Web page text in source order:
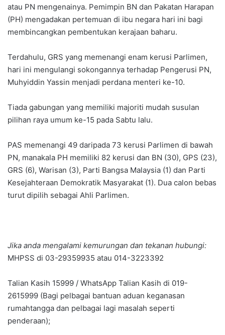
atau PN mengenainya. Pemimpin BN dan Pakatan Harapan
(PH) mengadakan pertemuan di ibu negara hari ini bagi
membincangkan pembentukan kerajaan baharu.
Terdahulu, GRS yang memenangi enam kerusi Parlimen,
hari ini mengulangi sokongannya terhadap Pengerusi PN,
Muhyiddin Yassin menjadi perdana menteri ke-10.
Tiada gabungan yang memiliki majoriti mudah susulan
pilihan raya umum ke-15 pada Sabtu lalu.
PAS memenangi 49 daripada 73 kerusi Parlimen di bawah
PN, manakala PH memiliki 82 kerusi dan BN (30), GPS (23),
GRS (6), Warisan (3), Parti Bangsa Malaysia (1) dan Parti
Kesejahteraan Demokratik Masyarakat (1). Dua calon bebas
turut dipilih sebagai Ahli Parlimen.
Jika anda mengalami kemurungan dan tekanan hubungi:
MHPSS di 03-29359935 atau 014-3223392
Talian Kasih 15999 / WhatsApp Talian Kasih di 019-
2615999 (Bagi pelbagai bantuan aduan keganasan
rumahtangga dan pelbagai lagi masalah seperti
penderaan);